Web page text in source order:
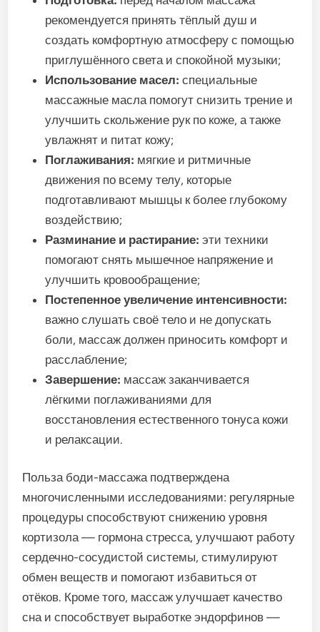
рекомендуется принять тёплый душ и
создать комфортную атмосферу с помощью
приглушённого света и спокойной музыки;
Использование масел: специальные
массажные масла помогут снизить трение и
улучшить скольжение рук по коже, а также
увлажнят и питат кожу;
Поглаживания: мягкие и ритмичные
движения по всему телу, которые
подготавливают мышцы к более глубокому
воздействию;
Разминание и растирание: эти техники
помогают снять мышечное напряжение и
улучшить кровообращение;
Постепенное увеличение интенсивности:
важно слушать своё тело и не допускать
боли, массаж должен приносить комфорт и
расслабление;
Завершение: массаж заканчивается
лёгкими поглаживаниями для
восстановления естественного тонуса кожи
и релаксации.
Польза боди-массажа подтверждена
многочисленными исследованиями: регулярные
процедуры способствуют снижению уровня
кортизола — гормона стресса, улучшают работу
сердечно-сосудистой системы, стимулируют
обмен веществ и помогают избавиться от
отёков. Кроме того, массаж улучшает качество
сна и способствует выработке эндорфинов —